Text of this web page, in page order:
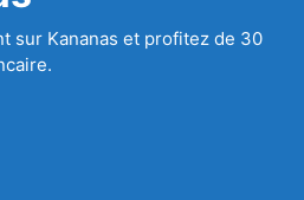
sur Kananas et profitez de 30